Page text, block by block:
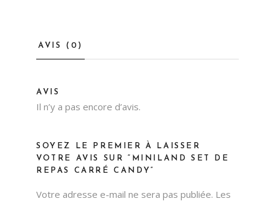
AVIS (0)
AVIS
Il n’y a pas encore d’avis.
SOYEZ LE PREMIER À LAISSER
VOTRE AVIS SUR “MINILAND SET DE
REPAS CARRÉ CANDY”
Votre adresse e-mail ne sera pas publiée. Les